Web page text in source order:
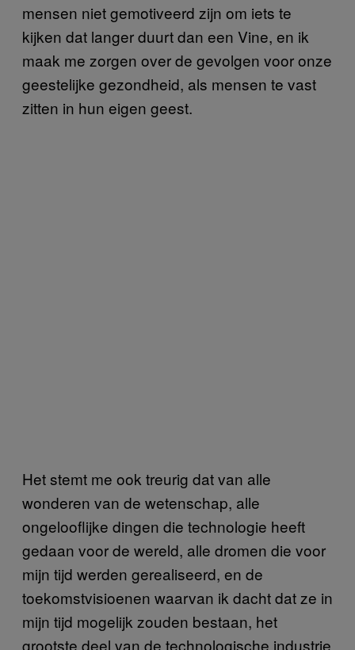
mensen niet gemotiveerd zijn om iets te
kijken dat langer duurt dan een Vine, en ik
maak me zorgen over de gevolgen voor onze
geestelijke gezondheid, als mensen te vast
zitten in hun eigen geest.
Het stemt me ook treurig dat van alle
wonderen van de wetenschap, alle
ongelooflijke dingen die technologie heeft
gedaan voor de wereld, alle dromen die voor
mijn tijd werden gerealiseerd, en de
toekomstvisioenen waarvan ik dacht dat ze in
mijn tijd mogelijk zouden bestaan, het
grootste deel van de technologische industrie